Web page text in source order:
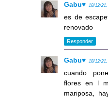
Gabu♥ 18/12/
es de
renovado
Responder
Gabu♥ 18/12/
cuando
flores en l
mariposa,